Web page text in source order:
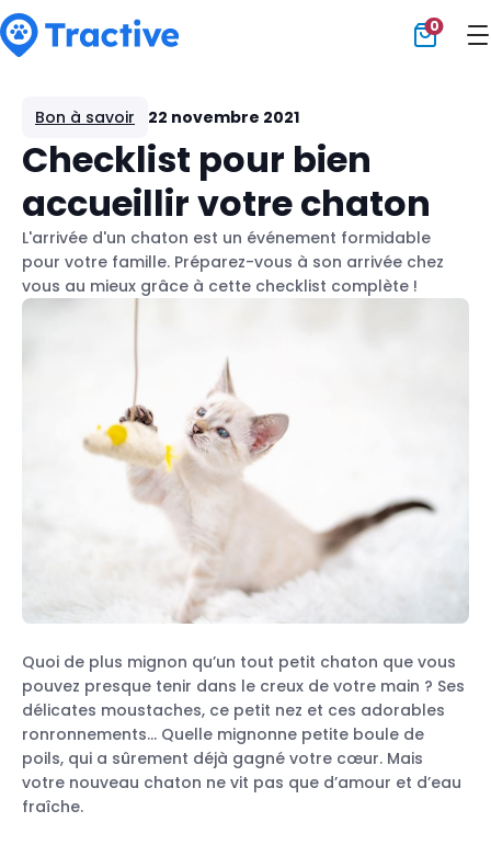
0
Bon à savoir 22 novembre 2021
Checklist pour bien
accueillir votre chaton
L'arrivée d'un chaton est un événement formidable
pour votre famille. Préparez-vous à son arrivée chez
vous au mieux grâce à cette checklist complète !
Quoi de plus mignon qu’un tout petit chaton que vous
pouvez presque tenir dans le creux de votre main ? Ses
délicates moustaches, ce petit nez et ces adorables
ronronnements… Quelle mignonne petite boule de
poils, qui a sûrement déjà gagné votre cœur. Mais
votre nouveau chaton ne vit pas que d’amour et d’eau
fraîche.